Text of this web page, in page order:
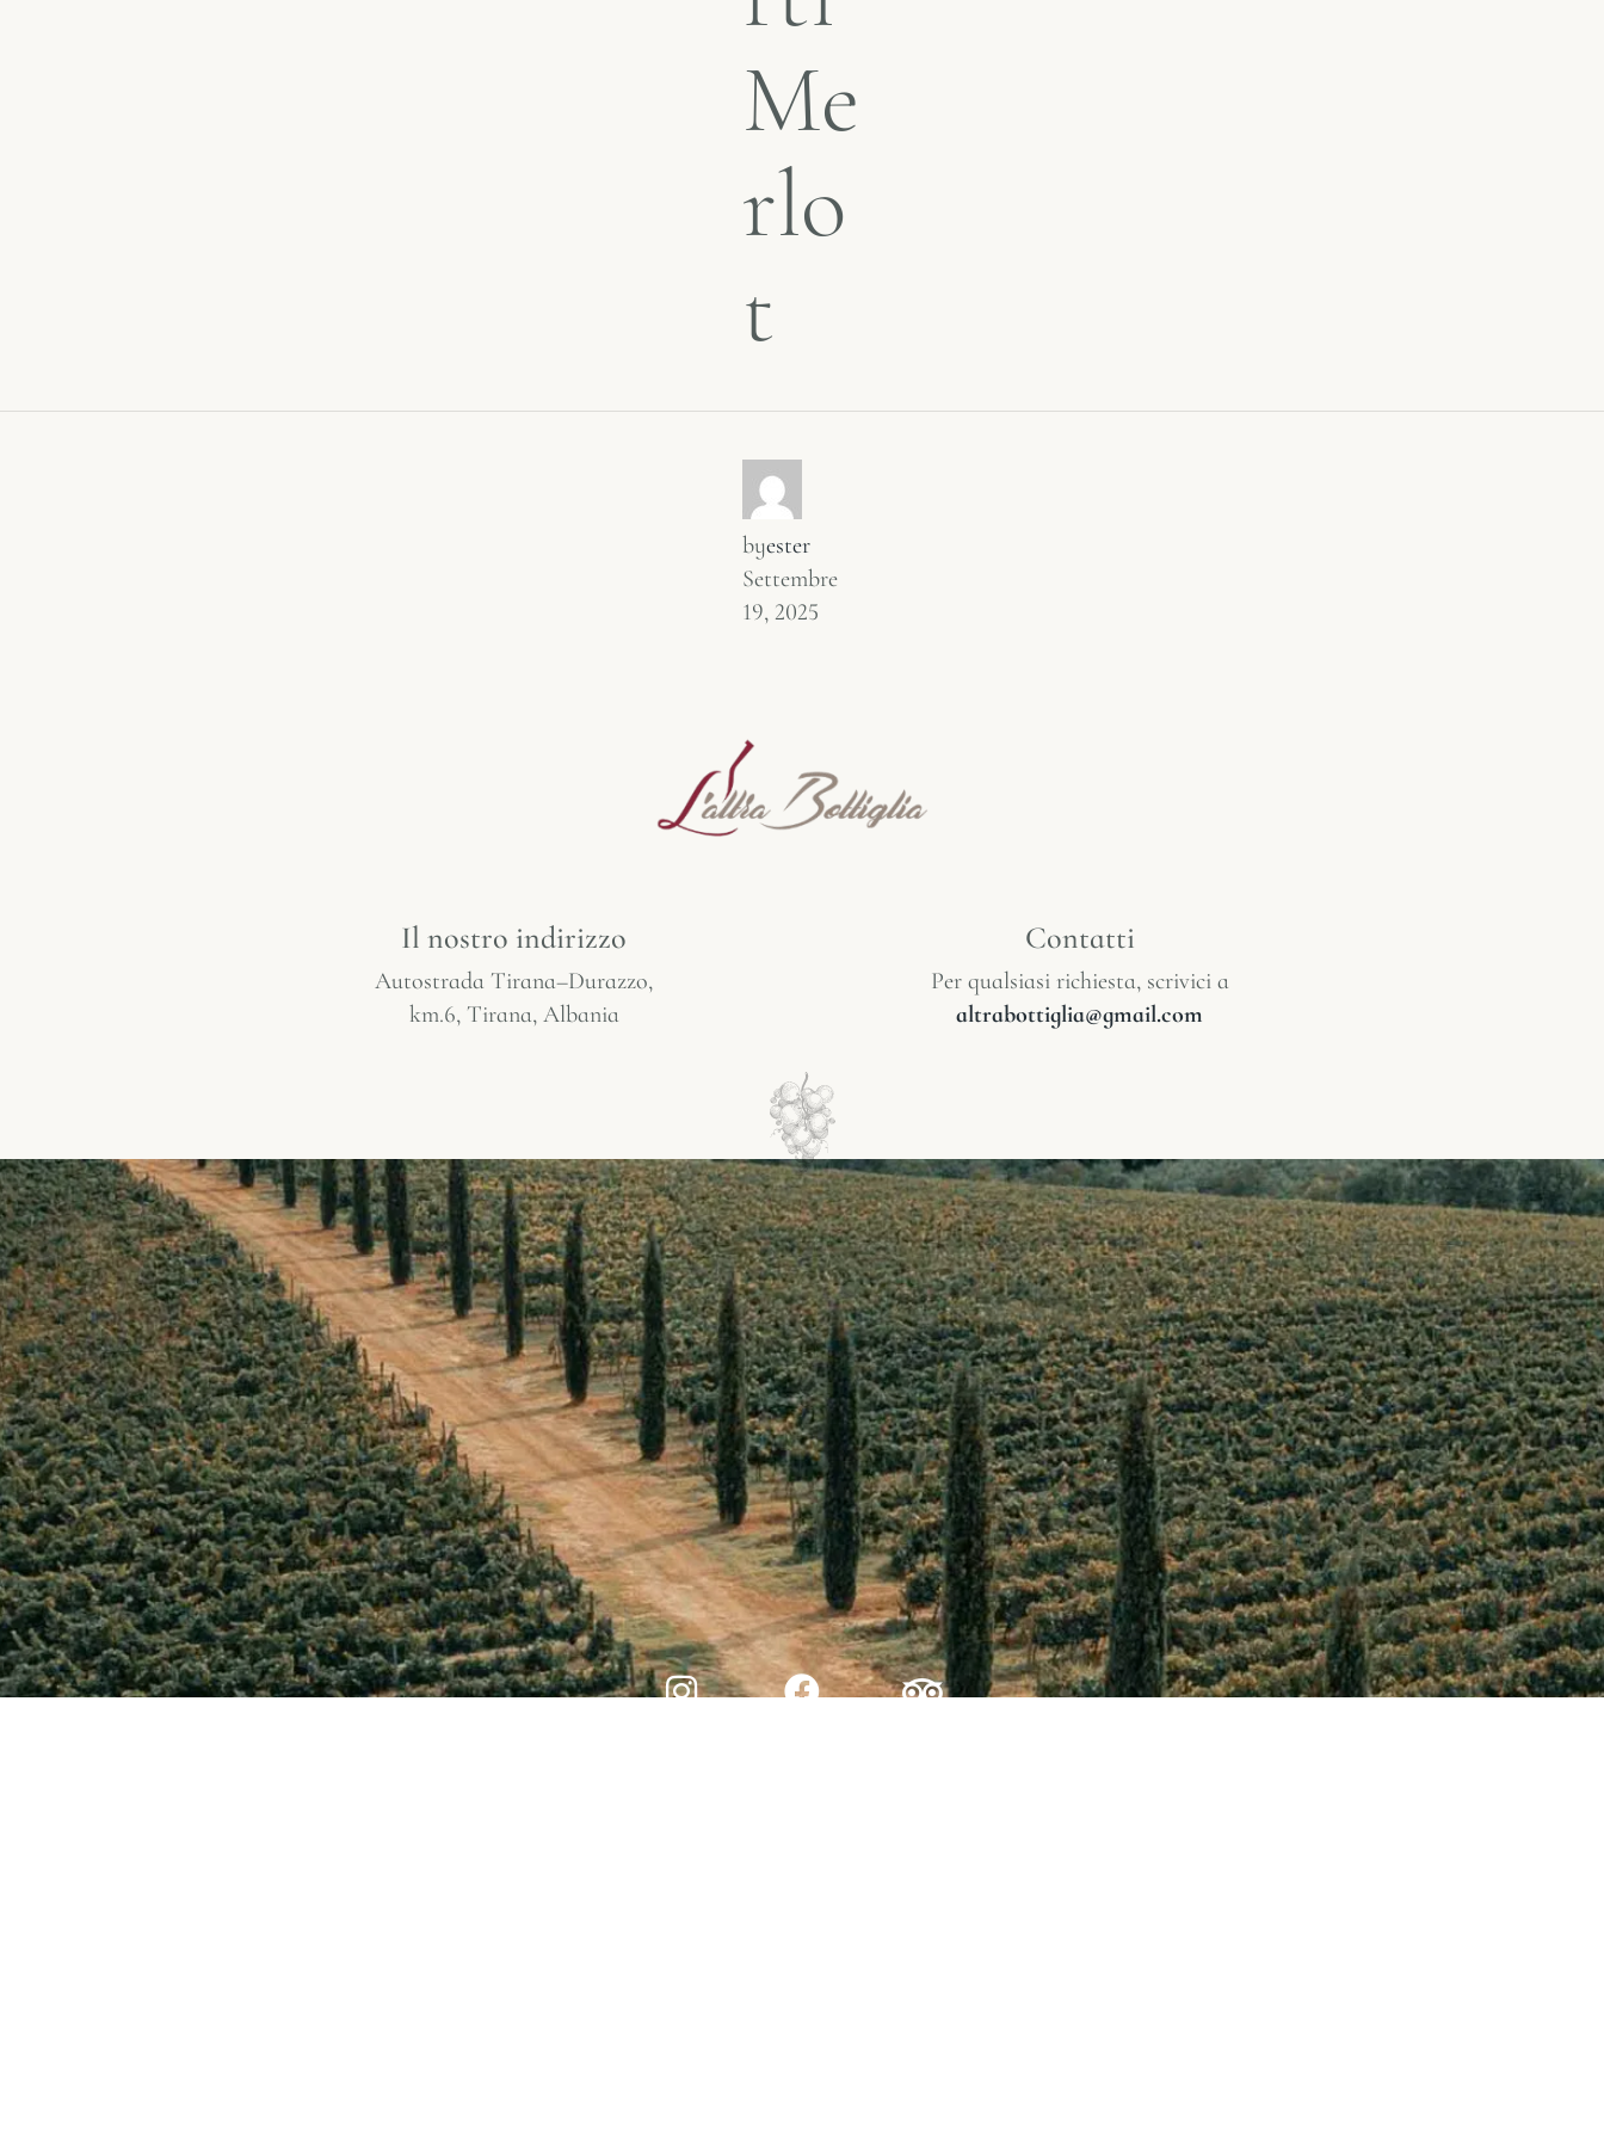
Me
rlo
t
byester
Settembre
19, 2025
Il nostro indirizzo
Autostrada Tirana–Durazzo,
km.6, Tirana, Albania
Contatti
Per qualsiasi richiesta, scrivici a
altrabottiglia@gmail.com